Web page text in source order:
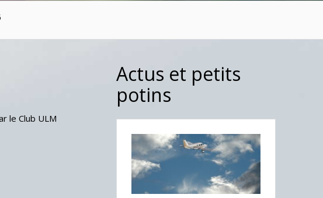
le Club ULM
Actus et petits
potins